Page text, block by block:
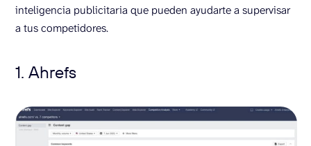
inteligencia publicitaria que pueden ayudarte a supervisar
a tus competidores.
1. Ahrefs